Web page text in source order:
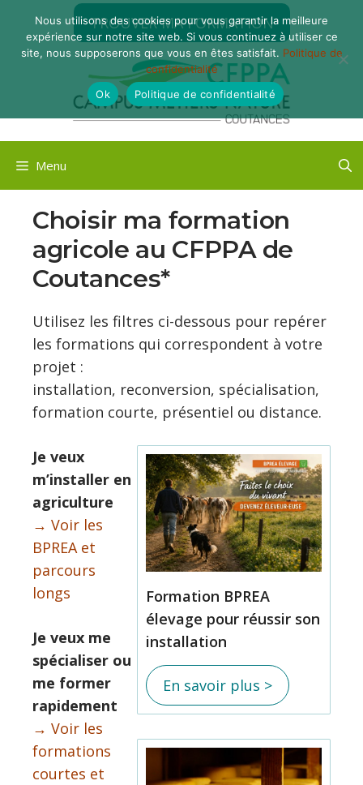
contenu
TROUVER MA FORMATION
Menu
Choisir ma formation
agricole au CFPPA de
Coutances*
Utilisez les filtres ci-dessous pour repérer
les formations qui correspondent à votre
projet :
installation, reconversion, spécialisation,
formation courte, présentiel ou distance.
Je veux
m’installer en
agriculture
→ Voir les
BPREA et
parcours
longs
Je veux me
spécialiser ou
me former
rapidement
→ Voir les
formations
courtes et
Formation BPREA
élevage pour réussir son
installation
En savoir plus >
Nous utilisons des cookies pour vous garantir la meilleure
expérience sur notre site web. Si vous continuez à utiliser ce
site, nous supposerons que vous en êtes satisfait. Politique de
confidentialité
Ok
Politique de confidentialité